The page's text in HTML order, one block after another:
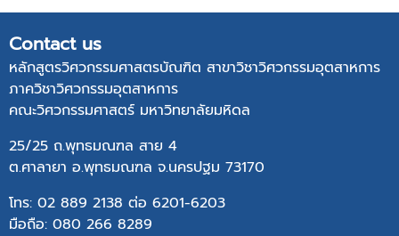
Contact us
หลักสูตรวิศวกรรมศาสตรบัณฑิต สาขาวิชาวิศวกรรมอุตสาหการ
ภาควิชาวิศวกรรมอุตสาหการ
คณะวิศวกรรมศาสตร์ มหาวิทยาลัยมหิดล
25/25 ถ.พุทธมณฑล สาย 4
ต.ศาลายา อ.พุทธมณฑล จ.นครปฐม 73170
โทร: 02 889 2138 ต่อ 6201-6203
มือถือ: 080 266 8289